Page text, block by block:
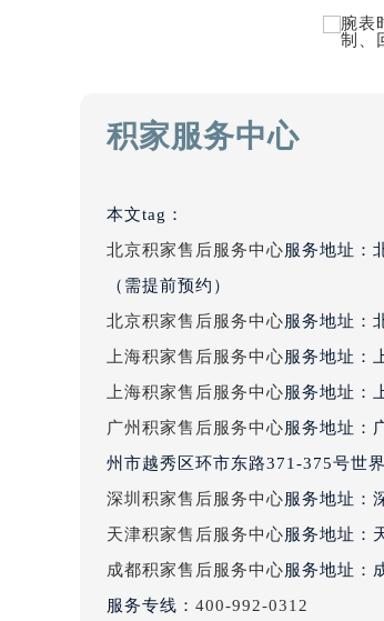
吉林省白山市浑江区
吉林省吉林市船营区
吉林省四平市铁东区
辽宁省鞍山市铁东区
辽宁省本溪市平山区
辽宁省朝阳市双塔区
辽宁省丹东市振兴区
辽宁省抚顺市新抚区
辽宁省阜新市海州区
辽宁省辽阳市白塔区
辽宁省盘锦市兴隆台
辽宁省铁岭市银州区
辽宁省营口市站前区
积家服务中心
本文tag：
北京积家售后服务中心服务地址：
（需提前预约）
北京积家售后服务中心服务地址：
上海积家售后服务中心服务地址：
上海积家售后服务中心服务地址：
广州积家售后服务中心服务地址：
州市越秀区环市东路371-375号世
深圳积家售后服务中心服务地址：
天津积家售后服务中心服务地址：
成都积家售后服务中心服务地址：
服务专线： 400-992-0312